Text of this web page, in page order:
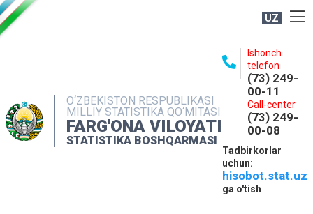
UZ
O‘ZBEKISTON RESPUBLIKASI
MILLIY STATISTIKA QO‘MITASI
FARG'ONA VILOYATI
STATISTIKA BOSHQARMASI
Ishonch
telefon
(73) 249-
00-11
Call-center
(73) 249-
00-08
Tadbirkorlar
uchun:
hisobot.stat.uz
ga o'tish
NASHRLAR
INTERAKTIV XIZMATLAR
MATBUOT XIZMATI